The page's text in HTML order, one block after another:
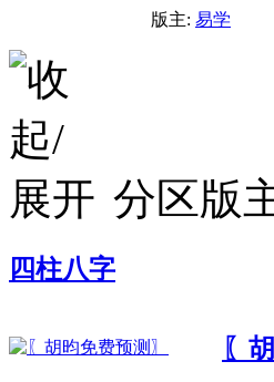
版主: 易学
分区版
四柱八字
〖